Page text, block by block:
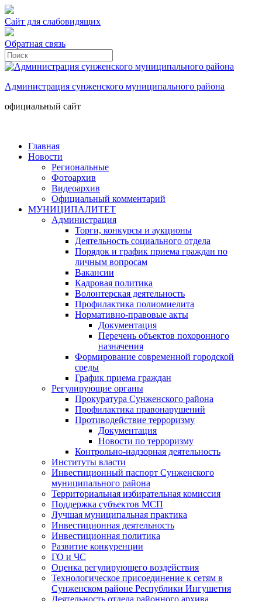
Сайт для слабовидящих
Обратная связь
Администрация сунженского муниципального района
официальный сайт
Главная
Новости
Региональные
Фотоархив
Видеоархив
Официальный комментарий
МУНИЦИПАЛИТЕТ
Администрация
Торги, конкурсы и аукционы
Деятельность социального отдела
Порядок и график приема граждан по
личным вопросам
Вакансии
Кадровая политика
Волонтерская деятельность
Профилактика полиомиелита
Нормативно-правовые акты
Документация
Перечень объектов похоронного
назначения
Формирование современной городской
среды
График приема граждан
Регулирующие органы
Прокуратура Сунженского района
Профилактика правонарушений
Противодействие терроризму
Документация
Новости по терроризму
Контрольно-надзорная деятельность
Институты власти
Инвестиционный паспорт Сунженского
муниципального района
Территориальная избирательная комиссия
Поддержка субъектов МСП
Лучшая муниципальная практика
Инвестиционная деятельность
Инвестиционная политика
Развитие конкуренции
ГО и ЧС
Оценка регулирующего воздействия
Технологическое присоединение к сетям в
Сунженском районе Республики Ингушетия
Деятельность отдела районного архива